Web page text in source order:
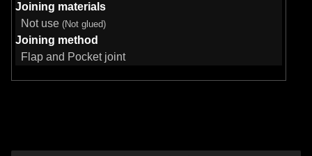
Joining materials
Not use (Not glued)
Joining method
Flap and Pocket joint